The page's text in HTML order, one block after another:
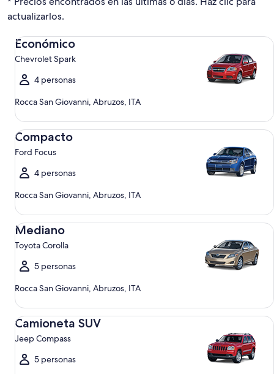
actualizarlos.
Económico
Chevrolet Spark
4 personas
Rocca San Giovanni, Abruzos, ITA
Económico Chevrolet Spark
Compacto
Ford Focus
4 personas
Rocca San Giovanni, Abruzos, ITA
Compacto Ford Focus
Mediano
Toyota Corolla
5 personas
Rocca San Giovanni, Abruzos, ITA
Mediano Toyota Corolla
Camioneta SUV
Jeep Compass
5 personas
Camioneta SUV Jeep Compass